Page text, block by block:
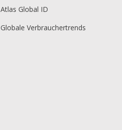
Atlas Global ID
Globale Verbrauchertrends